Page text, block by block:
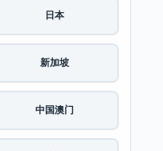
日本
新加坡
中国澳门